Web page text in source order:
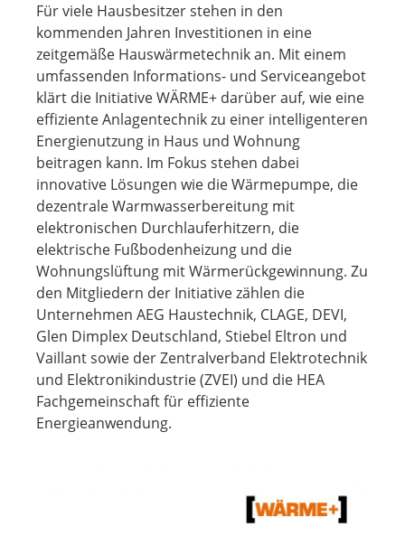
Für viele Hausbesitzer stehen in den
kommenden Jahren Investitionen in eine
zeitgemäße Hauswärmetechnik an. Mit einem
umfassenden Informations- und Serviceangebot
klärt die Initiative WÄRME+ darüber auf, wie eine
effiziente Anlagentechnik zu einer intelligenteren
Energienutzung in Haus und Wohnung
beitragen kann. Im Fokus stehen dabei
innovative Lösungen wie die Wärmepumpe, die
dezentrale Warmwasserbereitung mit
elektronischen Durchlauferhitzern, die
elektrische Fußbodenheizung und die
Wohnungslüftung mit Wärmerückgewinnung. Zu
den Mitgliedern der Initiative zählen die
Unternehmen AEG Haustechnik, CLAGE, DEVI,
Glen Dimplex Deutschland, Stiebel Eltron und
Vaillant sowie der Zentralverband Elektrotechnik
und Elektronikindustrie (ZVEI) und die HEA
Fachgemeinschaft für effiziente
Energieanwendung.